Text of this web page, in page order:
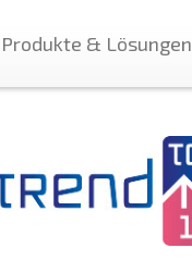
Produkte & Lösungen